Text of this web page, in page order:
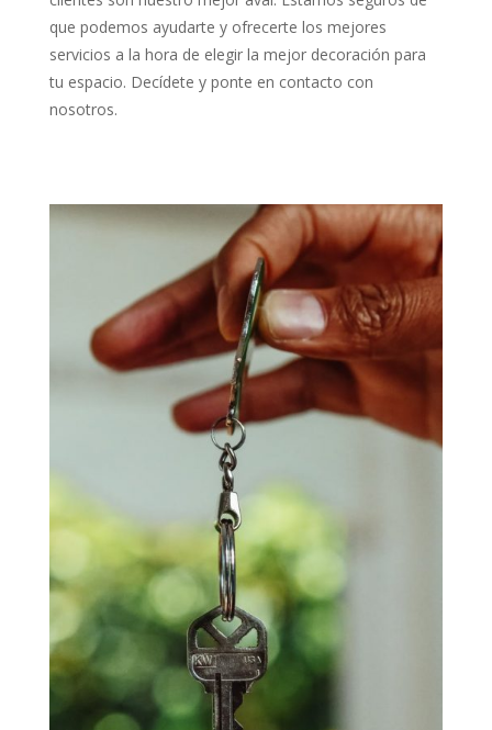
que podemos ayudarte y ofrecerte los mejores
servicios a la hora de elegir la mejor decoración para
tu espacio. Decídete y ponte en contacto con
nosotros.